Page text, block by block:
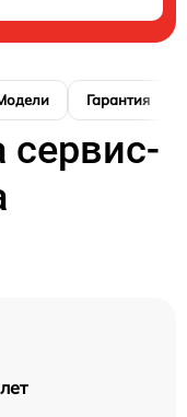
Гарантия